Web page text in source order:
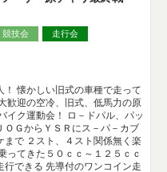
競技会
走行会
懐かしい旧式の車種で走って
歓迎の空冷、旧式、低馬力の原
イク運動会！ ロ－ドパル、パッ
ＯＧからＹＳＲにス－パ－カブ
で ２スト、４スト関係無く楽
ってきた５０ｃｃ～１２５ｃｃ
できる 先導付のワンコイン走